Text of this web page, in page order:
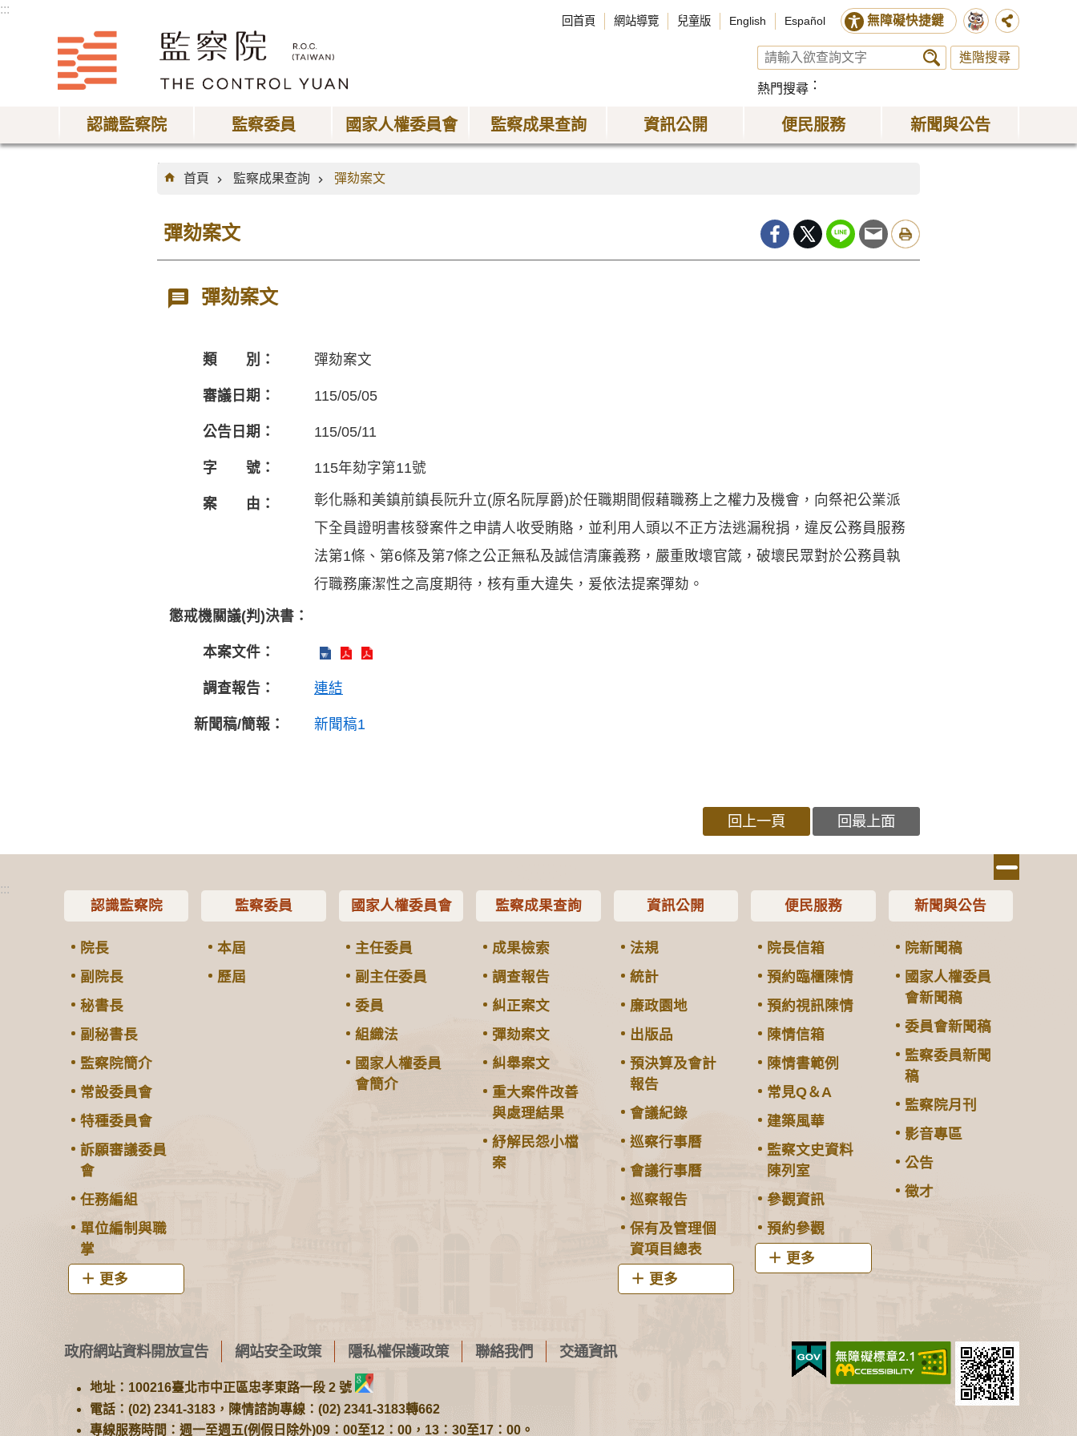
:::
回首頁 網站導覽 兒童版 English Español 無障礙快捷鍵
進階搜尋
熱門搜尋
認識監察院 監察委員 國家人權委員會 監察成果查詢 資訊公開 便民服務 新聞與公告
:::
首頁
監察成果查詢 彈劾案文
彈劾案文
彈劾案文
類 別： 彈劾案文
審議日期： 115/05/05
公告日期： 115/05/11
字 號： 115年劾字第11號
案 由：
彰化縣和美鎮前鎮長阮升立(原名阮厚爵)於任職期間假藉職務上之權力及機會，向祭祀公業派
下全員證明書核發案件之申請人收受賄賂，並利用人頭以不正方法逃漏稅捐，違反公務員服務
法第1條、第6條及第7條之公正無私及誠信清廉義務，嚴重敗壞官箴，破壞民眾對於公務員執
行職務廉潔性之高度期待，核有重大違失，爰依法提案彈劾。
懲戒機關議(判)決書：
本案文件：
調查報告： 連結
新聞稿/簡報： 新聞稿1
回上一頁 回最上面
:::
認識監察院
院長
副院長
秘書長
副秘書長
監察院簡介
常設委員會
特種委員會
訴願審議委員
會
任務編組
單位編制與職
掌
更多
監察委員
本屆
歷屆
國家人權委員會
主任委員
副主任委員
委員
組織法
國家人權委員
會簡介
監察成果查詢
成果檢索
調查報告
糾正案文
彈劾案文
糾舉案文
重大案件改善
與處理結果
紓解民怨小檔
案
資訊公開
法規
統計
廉政園地
出版品
預決算及會計
報告
會議紀錄
巡察行事曆
會議行事曆
巡察報告
保有及管理個
資項目總表
更多
便民服務
院長信箱
預約臨櫃陳情
預約視訊陳情
陳情信箱
陳情書範例
常見Q＆A
建築風華
監察文史資料
陳列室
參觀資訊
預約參觀
更多
新聞與公告
院新聞稿
國家人權委員
會新聞稿
委員會新聞稿
監察委員新聞
稿
監察院月刊
影音專區
公告
徵才
政府網站資料開放宣告 網站安全政策 隱私權保護政策 聯絡我們 交通資訊
地址：100216臺北市中正區忠孝東路一段 2 號
電話：(02) 2341-3183，陳情諮詢專線：(02) 2341-3183轉662
專線服務時間：週一至週五(例假日除外)09：00至12：00，13：30至17：00。